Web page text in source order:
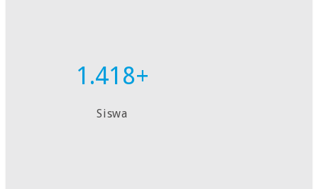
1.418+
Siswa